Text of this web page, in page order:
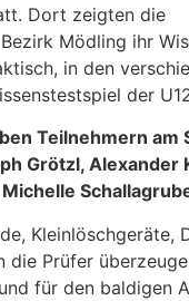
Dort zeigten die
Mödling ihr
in den
der
Teilnehmern am
Grötzl, Alexander
Kleinlöschgeräte,
Prüfer
für den baldigen